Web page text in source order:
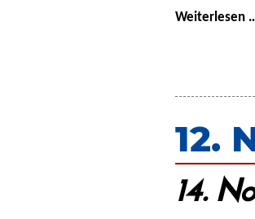
Weiterlesen
12.
14.